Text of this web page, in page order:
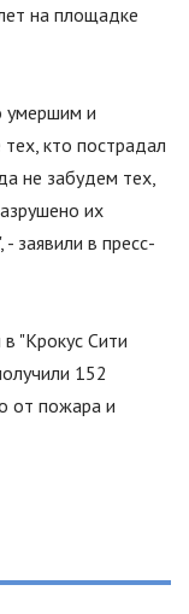
на площадке
умершим и
кто пострадал
не забудем тех,
их
, - заявили в пресс-
в "Крокус Сити
152
от пожара и